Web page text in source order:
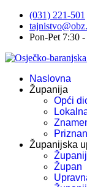
(031) 221-501
Pon-Pet 7:30
Naslovna
Županija
Opći
Županijska
Župan